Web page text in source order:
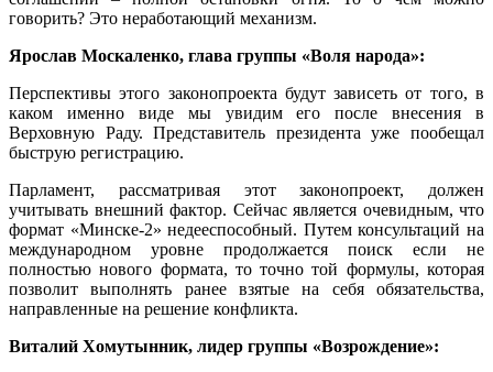
говорить? Это неработающий механизм.
Ярослав Москаленко, глава группы «Воля народа»:
Перспективы этого законопроекта будут зависеть от того, в
каком именно виде мы увидим его после внесения в
Верховную Раду. Представитель президента уже пообещал
быструю регистрацию.
Парламент, рассматривая этот законопроект, должен
учитывать внешний фактор. Сейчас является очевидным, что
формат «Минске-2» недееспособный. Путем консультаций на
международном уровне продолжается поиск если не
полностью нового формата, то точно той формулы, которая
позволит выполнять ранее взятые на себя обязательства,
направленные на решение конфликта.
Виталий Хомутынник, лидер группы «Возрождение»: